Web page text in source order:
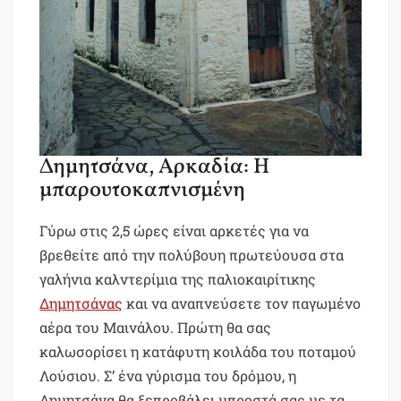
Δημητσάνα, Αρκαδία: Η
μπαρουτοκαπνισμένη
Γύρω στις 2,5 ώρες είναι αρκετές για να
βρεθείτε από την πολύβουη πρωτεύουσα στα
γαλήνια καλντερίμια της παλιοκαιρίτικης
Δημητσάνας και να αναπνεύσετε τον παγωμένο
αέρα του Μαινάλου. Πρώτη θα σας
καλωσορίσει η κατάφυτη κοιλάδα του ποταμού
Λούσιου. Σ’ ένα γύρισμα του δρόμου, η